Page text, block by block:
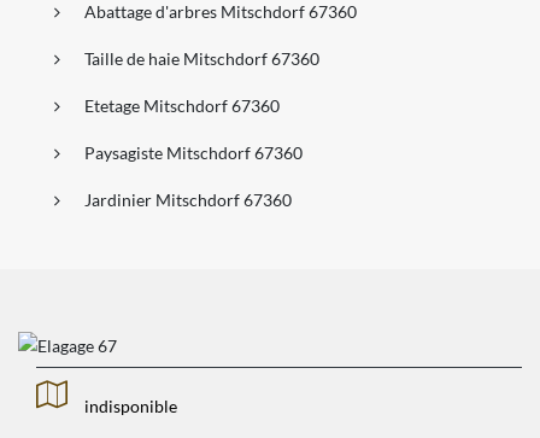
Abattage d'arbres Mitschdorf 67360
Taille de haie Mitschdorf 67360
Etetage Mitschdorf 67360
Paysagiste Mitschdorf 67360
Jardinier Mitschdorf 67360
indisponible